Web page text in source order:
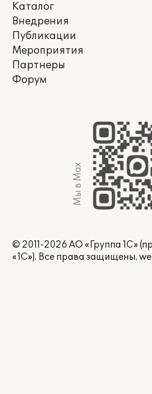
Каталог
Внедрения
Публикации
Мероприятия
Партнеры
Форум
Мы в Max
© 2011-2026 АО «Группа 1С»
«1С»). Все права защищены.